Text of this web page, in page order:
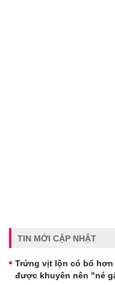
TIN MỚI CẬP NHẬT
Trứng vịt lộn có bổ
được khuyên nên "né